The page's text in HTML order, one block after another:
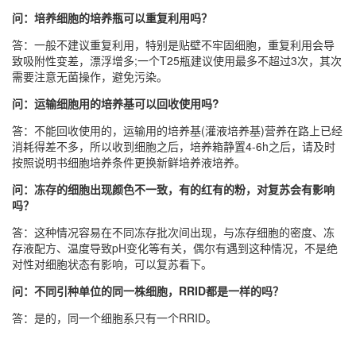
问：培养细胞的培养瓶可以重复利用吗？
答：一般不建议重复利用，特别是贴壁不牢固细胞，重复利用会导
致吸附性变差，漂浮增多;一个T25瓶建议使用最多不超过3次，其次
需要注意无菌操作，避免污染。
问：运输细胞用的培养基可以回收使用吗?
答：不能回收使用的，运输用的培养基(灌液培养基)营养在路上已经
消耗得差不多，所以收到细胞之后，培养箱静置4-6h之后，请及时
按照说明书细胞培养条件更换新鲜培养液培养。
问：冻存的细胞出现颜色不一致，有的红有的粉，对复苏会有影响
吗？
答：这种情况容易在不同冻存批次间出现，与冻存细胞的密度、冻
存液配方、温度导致pH变化等有关，偶尔有遇到这种情况，不是绝
对性对细胞状态有影响，可以复苏看下。
问：不同引种单位的同一株细胞，RRID都是一样的吗？
答：是的，同一个细胞系只有一个RRID。